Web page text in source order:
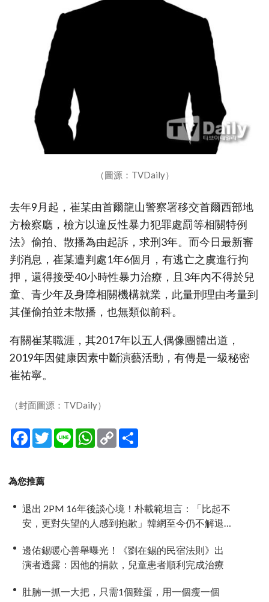
（圖源：TVDaily）
去年9月起，崔某由首爾龍山警察署移交首爾西部地
方檢察廳，檢方以違反性暴力犯罪處罰等相關特例
法》偷拍、散播為由起訴，求刑3年。而今日最新審
判消息，崔某遭判處1年6個月，有逃亡之虞進行拘
押，還得接受40小時性暴力治療，且3年內不得於兒
童、青少年及身障相關機構就業，此量刑理由考量到
其僅偷拍並未散播，也無類似前科。
有關崔某職涯，其2017年以五人偶像團體出道，
2019年因健康因素中斷演藝活動，有傳是一級秘密
崔祐寧。
（封面圖源：TVDaily）
Facebook
TwitterLine WhatsApp
Copy
Link
為您推薦
退出 2PM 16年後談心境！朴載範坦言：「比起不
安，更對失望的人感到抱歉」韓網至今仍不解退
邊佑錫暖心善舉曝光！《劉在錫的民宿法則》出
演者透露：因他的捐款，兒童患者順利完成治療
肚腩一抓一大把，只需1個雞蛋，用一個瘦一個